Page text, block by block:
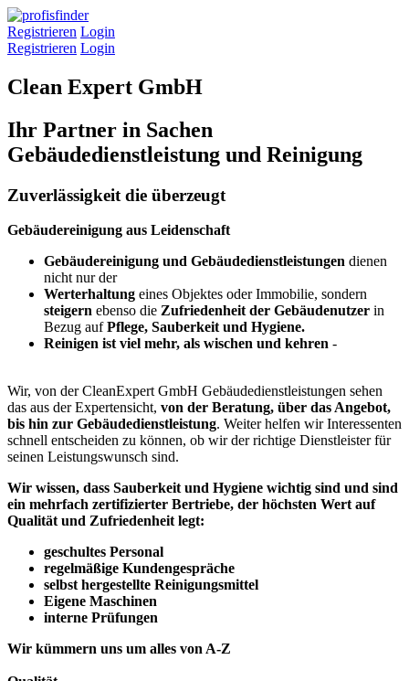
Registrieren Login
Registrieren Login
Clean Expert GmbH
Ihr Partner in Sachen
Gebäudedienstleistung und Reinigung
Zuverlässigkeit die überzeugt
Gebäudereinigung aus Leidenschaft
Gebäudereinigung und Gebäudedienstleistungen dienen
nicht nur der
Werterhaltung eines Objektes oder Immobilie, sondern
steigern ebenso die Zufriedenheit der Gebäudenutzer in
Bezug aufPflege, Sauberkeit und Hygiene.
Reinigen ist viel mehr, als wischen und kehren -
Wir, von der CleanExpert GmbH Gebäudedienstleistungen sehen
das aus der Expertensicht, von der Beratung, über das Angebot,
bis hin zur Gebäudedienstleistung. Weiter helfen wir Interessenten
schnell entscheiden zu können, ob wir der richtige Dienstleister für
seinen Leistungswunsch sind.
Wir wissen, dass Sauberkeit und Hygiene wichtig sind und sind
ein mehrfach zertifizierter Bertriebe, der höchsten Wert auf
Qualität und Zufriedenheit legt:
geschultes Personal
regelmäßige Kundengespräche
selbst hergestellte Reinigungsmittel
Eigene Maschinen
interne Prüfungen
Wir kümmern uns um alles von A-Z